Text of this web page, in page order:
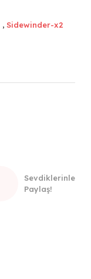
, Sidewinder-x2
Sevdiklerinle
Paylaş!